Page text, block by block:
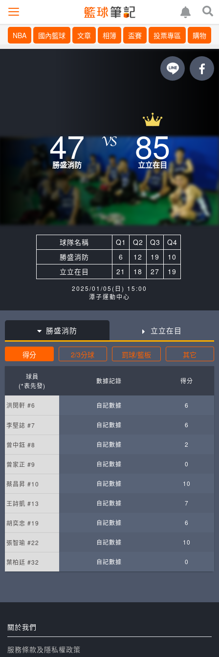
NBA 國內籃球 文章 相簿 盃賽 投票專區 購物
47
勝盛消防 85
立立在目
球隊名稱 Q1 Q2 Q3
Q4
勝盛消防
6 12 19
10
立立在目
21 18 27 19
2025/01/05(日) 15:00
潭子運動中心
勝盛消防 立立在目
得分 2/3分球 罰球/籃板 其它
球員
(*表先發)
數據記錄 得分
洪閔軒 #6 自記數據 6
李堅誌 #7 自記數據 6
曾中鈺 #8 自記數據 2
曾家正 #9 自記數據 0
蔡昌昇 #10 自記數據 10
王詩凱 #13 自記數據 7
胡奕忠 #19 自記數據 6
張智瑜 #22 自記數據 10
葉柏廷 #32 自記數據 0
關於我們
服務條款及隱私權政策